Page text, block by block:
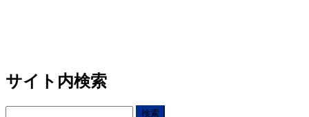
サイト内検索